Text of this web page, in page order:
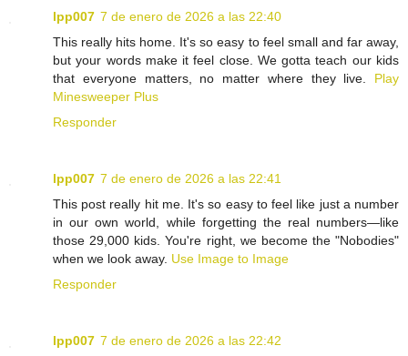
lpp007 7 de enero de 2026 a las 22:40
This really hits home. It's so easy to feel small and far away,
but your words make it feel close. We gotta teach our kids
that everyone matters, no matter where they live. Play
Minesweeper Plus
Responder
lpp007 7 de enero de 2026 a las 22:41
This post really hit me. It's so easy to feel like just a number
in our own world, while forgetting the real numbers—like
those 29,000 kids. You're right, we become the "Nobodies"
when we look away. Use Image to Image
Responder
lpp007 7 de enero de 2026 a las 22:42